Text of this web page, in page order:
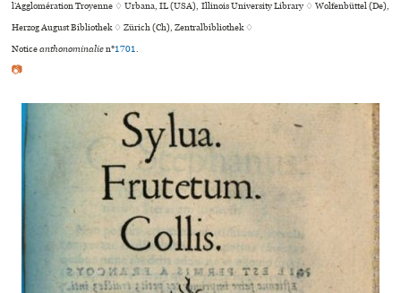
l’Agglomération Troyenne ♢ Urbana, IL (USA), Illinois University Library ♢ Wolfenbüttel (De),
Herzog August Bibliothek ♢ Zürich (Ch), Zentralbibliothek ♢
Noticeanthonominalien°1701.
📷